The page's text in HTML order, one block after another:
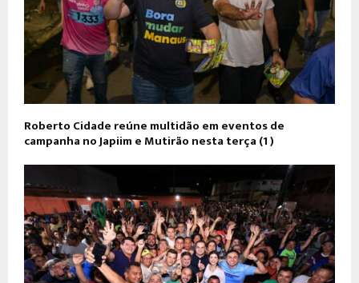
Roberto Cidade reúne multidão em eventos de
campanha no Japiim e Mutirão nesta terça (1º)